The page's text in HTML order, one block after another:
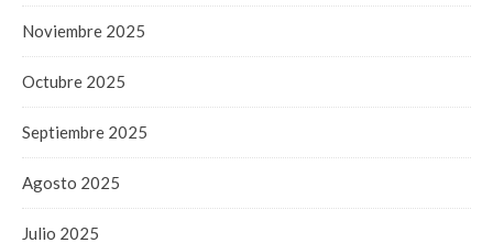
Noviembre 2025
Octubre 2025
Septiembre 2025
Agosto 2025
Julio 2025